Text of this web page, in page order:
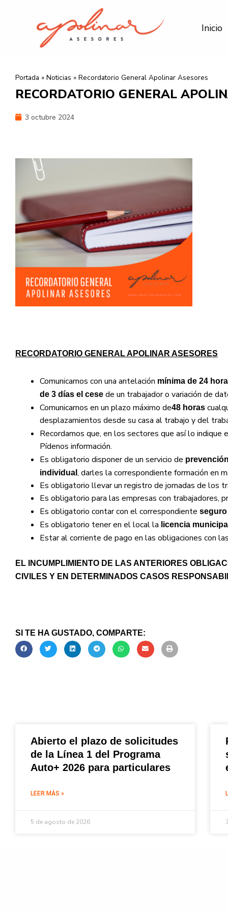
Inicio
Portada » Noticias » Recordatorio General Apolinar Asesores
RECORDATORIO GENERAL
3 octubre 2024
RECORDATORIO GENERAL APOLINAR ASESORES
Comunicarnos con una antelación mínima de 24
de 3 días el cese de un trabajador o variación de
Comunicarnos en un plazo máximo de48 horas
desplazamientos desde su casa al trabajo y del
Recordamos que, en los sectores que así lo indique
Pídenos información.
Es obligatorio disponer de un servicio de
individual , darles la correspondiente formación en
Es obligatorio llevar un registro de jornadas de los
Es obligatorio para las empresas con trabajadores,
Es obligatorio contar con el correspondiente
Es obligatorio tener en el local la licencia
Estar al corriente de pago en las obligaciones con las
EL INCUMPLIMIENTO DE LAS ANTERIORES
CIVILES Y EN DETERMINADOS CASOS
SI TE HA GUSTADO, COMPARTE:
Abierto el plazo de solicitudes
de la Línea 1 del Programa
Auto+ 2026 para particulares
LEER MÁS »
5 de agosto de 2026